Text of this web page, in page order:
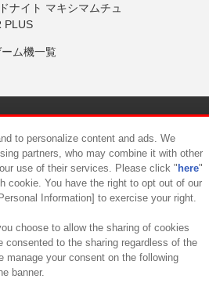
ナイト マキシマムチュ
PLUS
ム機一覧
いて カスタマーハラスメント対応方針
to personalize content and ads. We
partners, who may combine it with other
use of their services. Please click " here"
cookie. You have the right to opt out of our
Information] to exercise your right.
choose to allow the sharing of cookies
consented to the sharing regardless of the
manage your consent on the following
banner.